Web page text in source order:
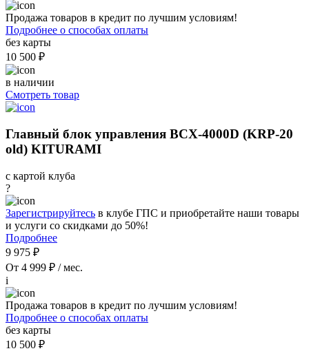
Продажа товаров в кредит по лучшим условиям!
Подробнее о способах оплаты
без карты
10 500 ₽
в наличии
Смотреть товар
Главный блок управления BCX-4000D (KRP-20
old) KITURAMI
с картой клуба
?
Зарегистрируйтесь в клубе ГПС и приобретайте наши товары
и услуги со скидками до 50%!
Подробнее
9 975 ₽
От 4 999 ₽ / мес.
i
Продажа товаров в кредит по лучшим условиям!
Подробнее о способах оплаты
без карты
10 500 ₽